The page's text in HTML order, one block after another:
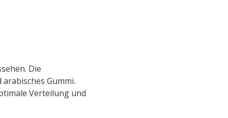
Die
Gummi.
Verteilung und